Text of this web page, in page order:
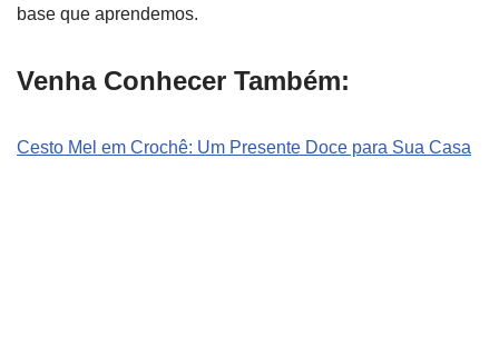
base que aprendemos.
Venha Conhecer Também:
Cesto Mel em Crochê: Um Presente Doce para Sua Casa